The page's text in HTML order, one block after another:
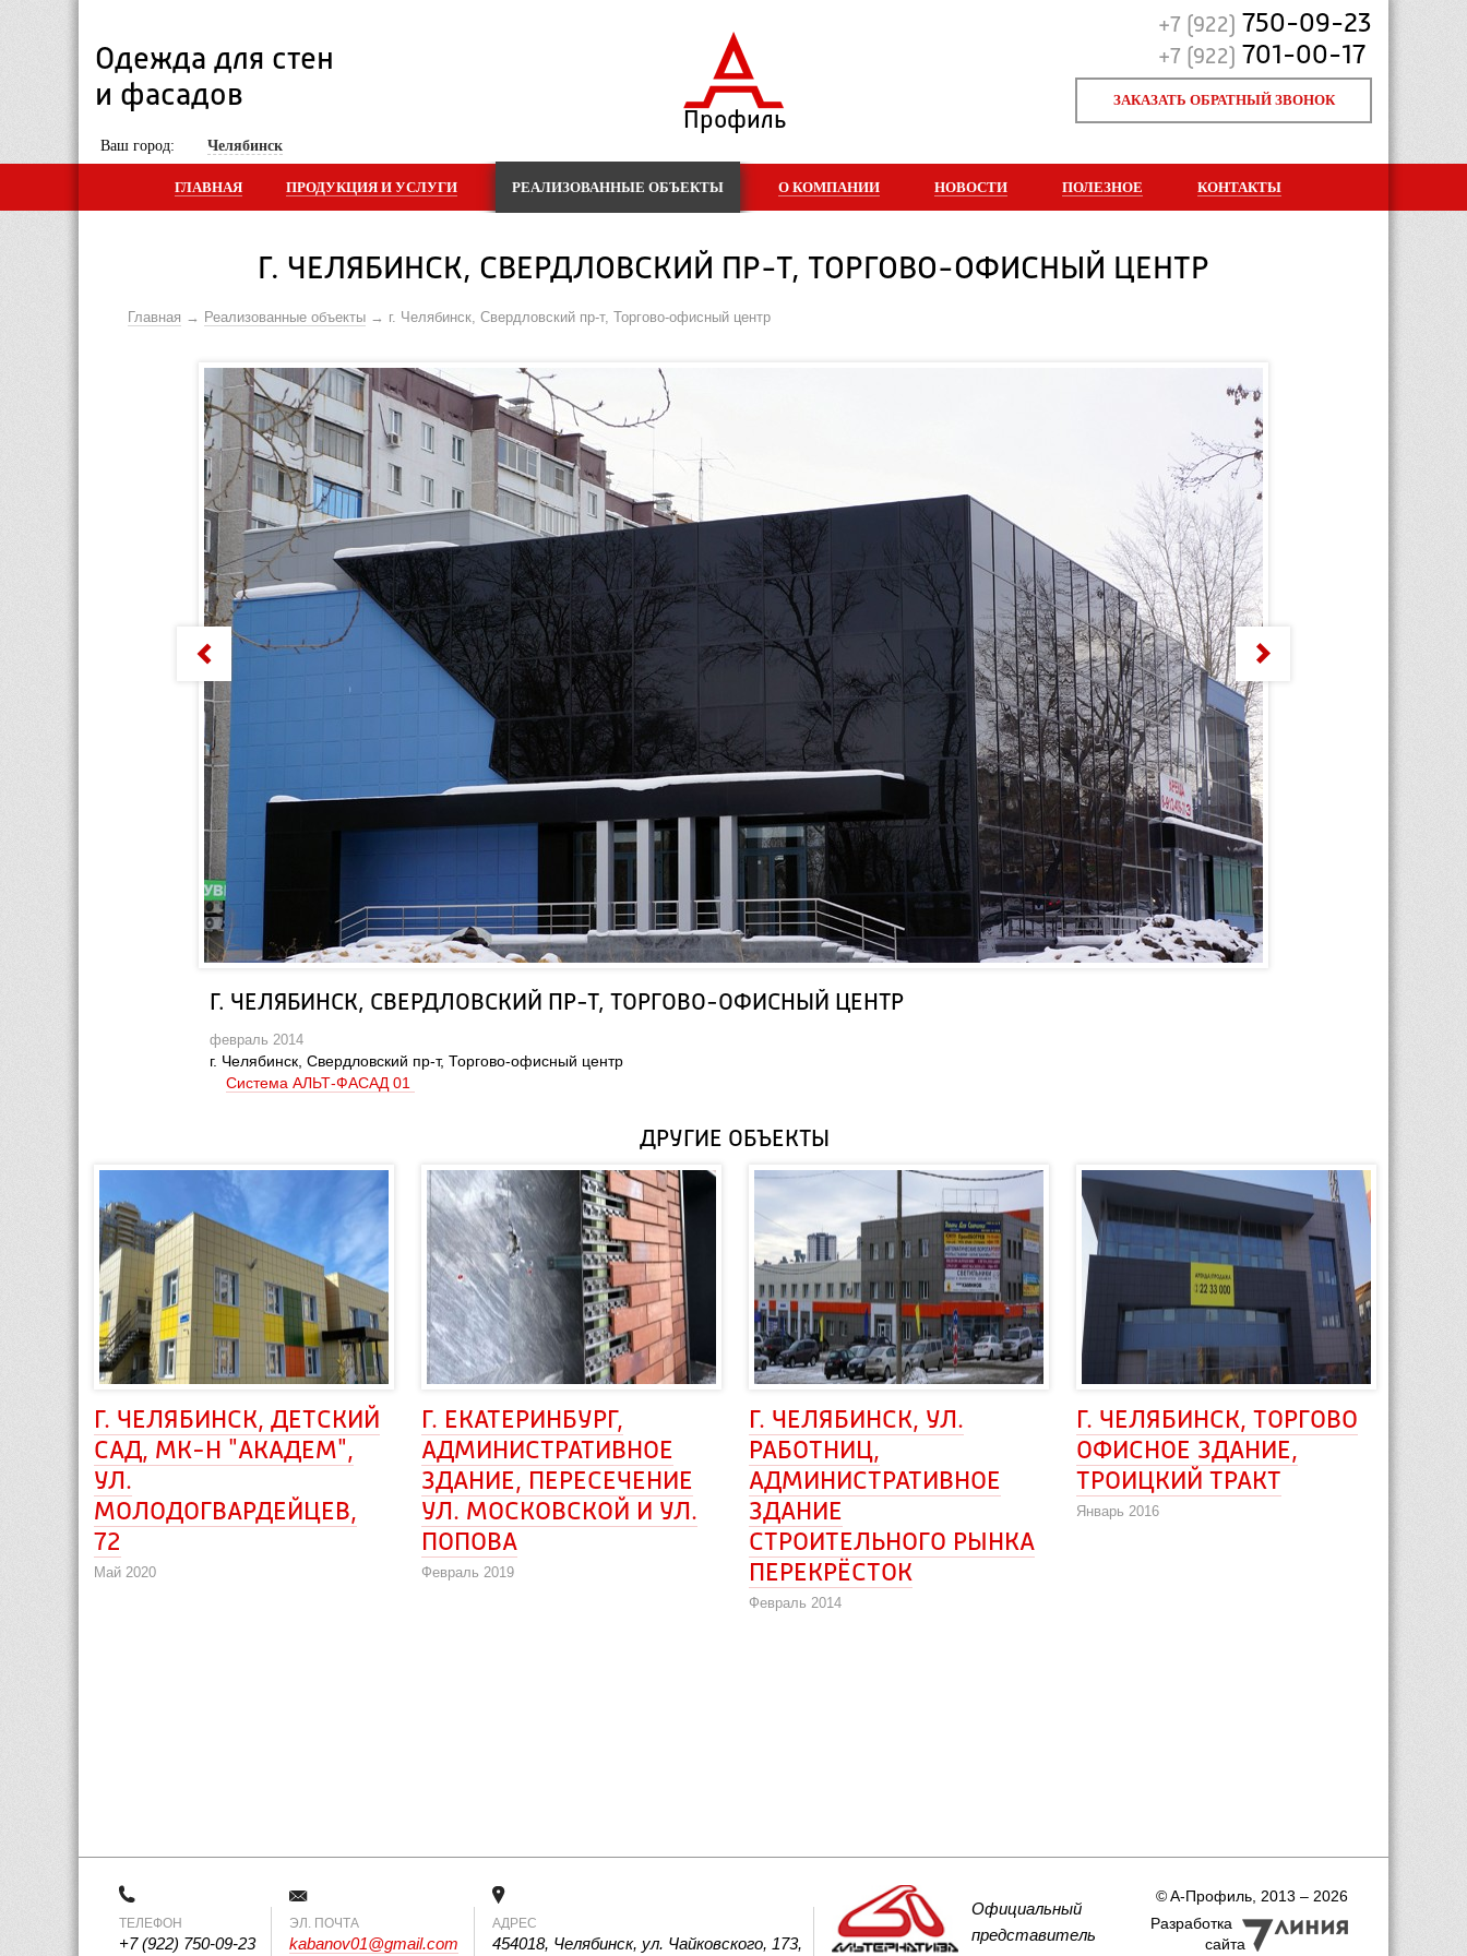
Одежда для стен
и фасадов
Профиль
+7 (922) 750-09-23
+7 (922) 701-00-17
ЗАКАЗАТЬ ОБРАТНЫЙ ЗВОНОК
Ваш город: Челябинск
ГЛАВНАЯ ПРОДУКЦИЯ И УСЛУГИ РЕАЛИЗОВАННЫЕ ОБЪЕКТЫ О КОМПАНИИ НОВОСТИ ПОЛЕЗНОЕ КОНТАКТЫ
Г. ЧЕЛЯБИНСК, СВЕРДЛОВСКИЙ ПР-Т, ТОРГОВО-ОФИСНЫЙ ЦЕНТР
Главная Реализованные объекты г. Челябинск, Свердловский пр-т, Торгово-офисный центр
Г. ЧЕЛЯБИНСК, СВЕРДЛОВСКИЙ ПР-Т, ТОРГОВО-ОФИСНЫЙ ЦЕНТР
февраль 2014
г. Челябинск, Свердловский пр-т, Торгово-офисный центр
Система АЛЬТ-ФАСАД 01
ДРУГИЕ ОБЪЕКТЫ
Г. ЧЕЛЯБИНСК, ДЕТСКИЙ
САД, МК-Н "АКАДЕМ",
УЛ.
МОЛОДОГВАРДЕЙЦЕВ,
72
Май 2020
Г. ЕКАТЕРИНБУРГ,
АДМИНИСТРАТИВНОЕ
ЗДАНИЕ, ПЕРЕСЕЧЕНИЕ
УЛ. МОСКОВСКОЙ И УЛ.
ПОПОВА
Февраль 2019
Г. ЧЕЛЯБИНСК, УЛ.
РАБОТНИЦ,
АДМИНИСТРАТИВНОЕ
ЗДАНИЕ
СТРОИТЕЛЬНОГО РЫНКА
ПЕРЕКРЁСТОК
Февраль 2014
Г. ЧЕЛЯБИНСК, ТОРГОВО
ОФИСНОЕ ЗДАНИЕ,
ТРОИЦКИЙ ТРАКТ
Январь 2016
ТЕЛЕФОН
+7 (922) 750-09-23
ЭЛ. ПОЧТА
kabanov01@gmail.com
АДРЕС
454018, Челябинск, ул. Чайковского, 173,
Официальный
представитель
© A-Профиль, 2013 – 2026
Разработка
сайта